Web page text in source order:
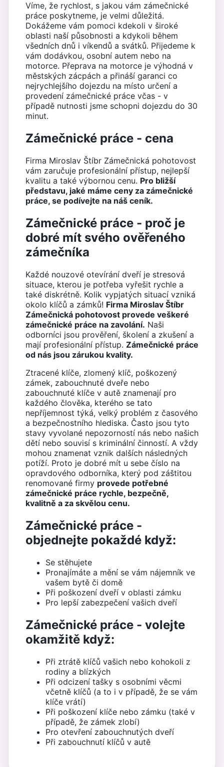
Víme, že rychlost, s jakou vám zámečnické
práce poskytneme, je velmi důležitá.
Dokážeme vám pomoci kdekoli v široké
oblasti naší působnosti a kdykoli během
všedních dnů i víkendů a svátků. Přijedeme k
vám dodávkou, osobní autem nebo na
motorce. Přeprava na motorce je výhodná v
městských zácpách a přináší garanci co
nejrychlejšího dojezdu na místo určení a
provedení zámečnické práce včas - v
případě nutnosti jsme schopni dojezdu do 30
minut.
Zámečnické práce - cena
Firma Miroslav Štíbr Zámečnická pohotovost
vám zaručuje profesionální přístup, nejlepší
kvalitu a také výbornou cenu. Pro bližší
představu, jaké máme ceny za zámečnické
práce, se podívejte na náš ceník.
Zámečnické práce - proč je
dobré mít svého ověřeného
zámečníka
Každé nouzové otevírání dveří je stresová
situace, kterou je potřeba vyřešit rychle a
také diskrétně. Kolik vypjatých situací vzniká
okolo klíčů a zámků! Firma Miroslav Štíbr
Zámečnická pohotovost provede veškeré
zámečnické práce na zavolání. Naši
odborníci jsou prověření, školení a zkušení a
mají profesionální přístup. Zámečnické práce
od nás jsou zárukou kvality.
Ztracené klíče, zlomený klíč, poškozený
zámek, zabouchnuté dveře nebo
zabouchnuté klíče v autě znamenají pro
každého člověka, kterého se tato
nepříjemnost týká, velký problém z časového
a bezpečnostního hlediska. Často jsou tyto
stavy vyvolané nepozorností nás nebo našich
dětí nebo souvisí s kriminální činností. A vždy
mohou znamenat vznik dalších následných
potíží. Proto je dobré mít u sebe číslo na
opravdového odborníka, který pod záštitou
renomované firmy provede potřebné
zámečnické práce rychle, bezpečně,
kvalitně a za skvělou cenu.
Zámečnické práce -
objednejte pokaždé když:
Se stěhujete
Pronajímáte a mění se vám nájemník ve
vašem bytě či domě
Při poškození dveří v oblasti zámku
Pro lepší zabezpečení vašich dveří
Zámečnické práce - volejte
okamžitě když:
Při ztrátě klíčů vašich nebo kohokoli z
rodiny a blízkých
Při odcizení tašky s osobními věcmi
včetně klíčů (a to i v případě, že se vám
klíče vrátí)
Při poškození klíče nebo zámku (také v
případě, že zámek zlobí)
Pro otevření zabouchnutých dveří
Při zabouchnutí klíčů v autě